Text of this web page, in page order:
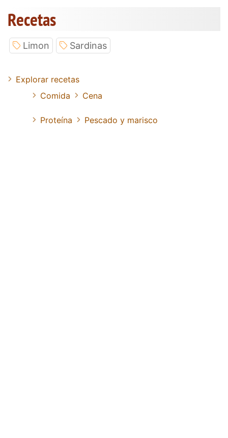
Recetas
Limon Sardinas
Explorar recetas
Comida
Cena
Proteína Pescado y marisco